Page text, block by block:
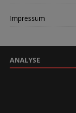
Impressum
ANALYSE